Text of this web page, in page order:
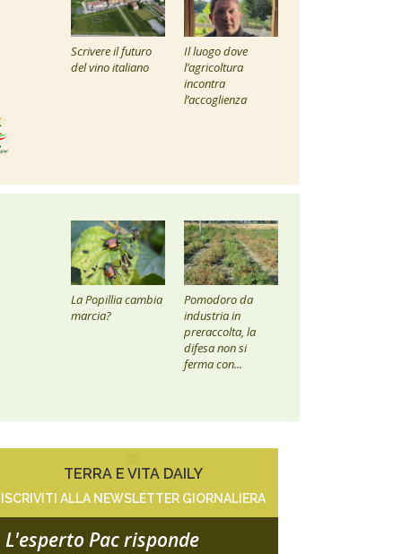
Scrivere il futuro
del vino italiano
Il luogo dove
l’agricoltura
incontra
l’accoglienza
La Popillia cambia
marcia?
Pomodoro da
industria in
preraccolta, la
difesa non si
ferma con...
TERRA E VITA DAILY
ISCRIVITI ALLA NEWSLETTER GIORNALIERA
L'esperto Pac risponde